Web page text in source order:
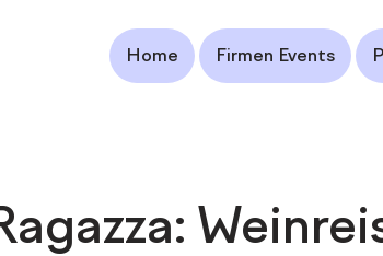
Home Firmen Events